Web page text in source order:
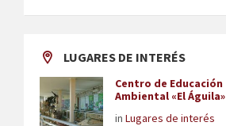
LUGARES DE INTERÉS
Centro de Educación
Ambiental «El Águila»
in Lugares de interés